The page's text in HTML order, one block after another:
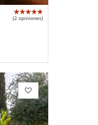
(2 opiniones)